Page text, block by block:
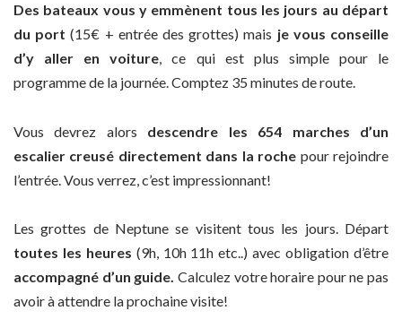
Des bateaux vous y emmènent tous les jours au départ
du port (15€ + entrée des grottes) mais je vous conseille
d’y aller en voiture, ce qui est plus simple pour le
programme de la journée. Comptez 35 minutes de route.
Vous devrez alors descendre les 654 marches d’un
escalier creusé directement dans la roche pour rejoindre
l’entrée. Vous verrez, c’est impressionnant!
Les grottes de Neptune se visitent tous les jours. Départ
toutes les heures (9h, 10h 11h etc..) avec obligation d’être
accompagné d’un guide. Calculez votre horaire pour ne pas
avoir à attendre la prochaine visite!